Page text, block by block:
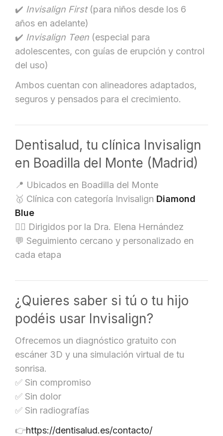
✔️ Invisalign First(para niños desde los 6
años en adelante)
✔️ Invisalign Teen (especial para
adolescentes, con guías de erupción y control
del uso)
Ambos cuentan con alineadores adaptados,
seguros y pensados para el crecimiento.
Dentisalud, tu clínica Invisalign
en Boadilla del Monte (Madrid)
📍 Ubicados en Boadilla del Monte
🥇 Clínica con categoría Invisalign Diamond
Blue
👩‍⚕️ Dirigidos por la Dra. Elena Hernández
💬 Seguimiento cercano y personalizado en
cada etapa
¿Quieres saber si tú o tu hijo
podéis usar Invisalign?
Ofrecemos un diagnóstico gratuito con
escáner 3D y una simulación virtual de tu
sonrisa.
✅ Sin compromiso
✅ Sin dolor
✅ Sin radiografías
👉https://dentisalud.es/contacto/